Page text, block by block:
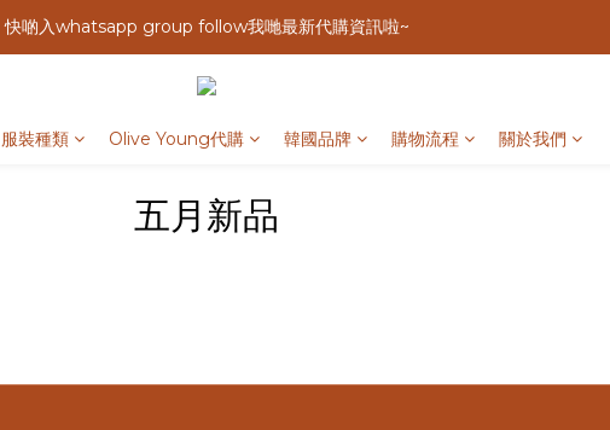
快啲入whatsapp group follow我哋最新代購資訊啦~
服裝種類 Olive Young代購 韓國品牌 購物流程 關於我們
五月新品